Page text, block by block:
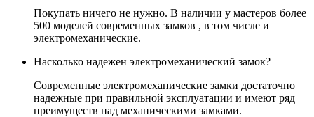
Покупать ничего не нужно. В наличии у мастеров более
500 моделей современных замков , в том числе и
электромеханические.
Насколько надежен электромеханический замок?
Современные электромеханические замки достаточно
надежные при правильной эксплуатации и имеют ряд
преимуществ над механическими замками.